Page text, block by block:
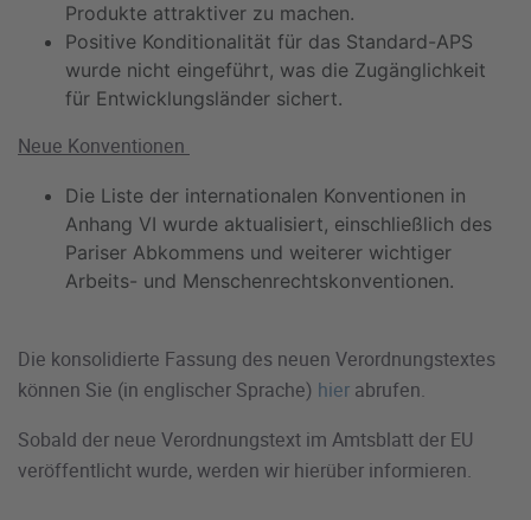
Produkte attraktiver zu machen.
Positive Konditionalität für das Standard-APS
wurde nicht eingeführt, was die Zugänglichkeit
für Entwicklungsländer sichert.
Neue Konventionen
Die Liste der internationalen Konventionen in
Anhang VI wurde aktualisiert, einschließlich des
Pariser Abkommens und weiterer wichtiger
Arbeits- und Menschenrechtskonventionen.
Die konsolidierte Fassung des neuen Verordnungstextes
können Sie (in englischer Sprache) hier abrufen.
Sobald der neue Verordnungstext im Amtsblatt der EU
veröffentlicht wurde, werden wir hierüber informieren.